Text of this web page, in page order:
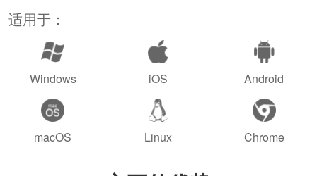
适用于：
Windows iOS Android
macOS Linux Chrome